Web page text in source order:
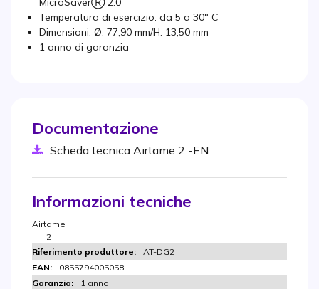
Temperatura di esercizio: da 5 a 30° C
Dimensioni: Ø: 77,90 mm/H: 13,50 mm
1 anno di garanzia
Documentazione
Scheda tecnica Airtame 2 -EN
Informazioni tecniche
Airtame
2
AT-DG2
0855794005058
1 anno